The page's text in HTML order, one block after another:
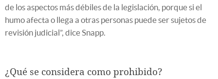
de los aspectos más débiles de la legislación, porque si el
humo afecta o llega a otras personas puede ser sujetos de
revisión judicial”, dice Snapp.
¿Qué se considera como prohibido?